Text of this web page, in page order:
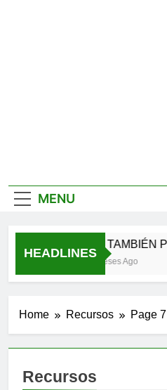
MENU
HEADLINES
TÚ TAMBIÉN
2 Meses Ago
Home Recursos Page 7
Recursos